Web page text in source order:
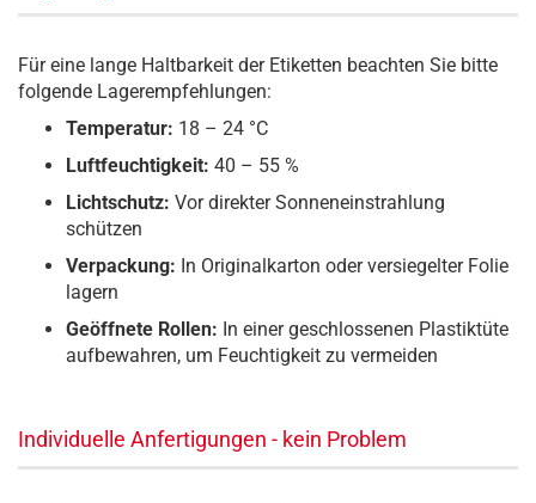
Für eine lange Haltbarkeit der Etiketten beachten Sie bitte
folgende Lagerempfehlungen:
Temperatur: 18 – 24 °C
Luftfeuchtigkeit: 40 – 55 %
Lichtschutz: Vor direkter Sonneneinstrahlung
schützen
Verpackung: In Originalkarton oder versiegelter Folie
lagern
Geöffnete Rollen: In einer geschlossenen Plastiktüte
aufbewahren, um Feuchtigkeit zu vermeiden
Individuelle Anfertigungen - kein Problem